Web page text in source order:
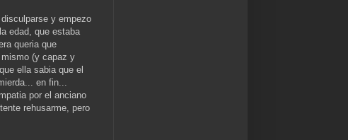
y empezo
edad, que estaba
queria que
(y capaz y
ella sabia que el
en fin...
por el anciano
rehusarme, pero